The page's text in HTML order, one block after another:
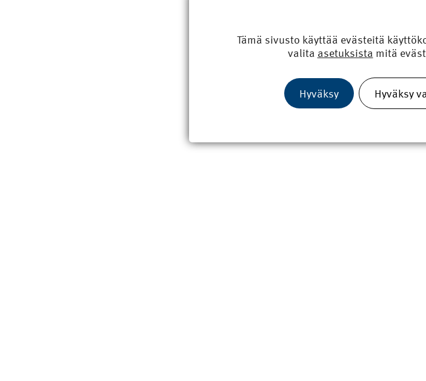
Tämä sivusto käyttää evästeitä
valita asetuksista mitä
Hyväksy Hyväksy